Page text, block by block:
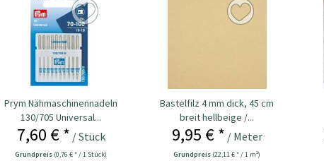
Prym Nähmaschinennadeln
130/705 Universal...
7,60 € * / Stück
Grundpreis (0,76 € * / 1 Stück)
Bastelfilz 4 mm dick, 45 cm
breit hellbeige /...
9,95 € * / Meter
Grundpreis (22,11 € * / 1 m²)